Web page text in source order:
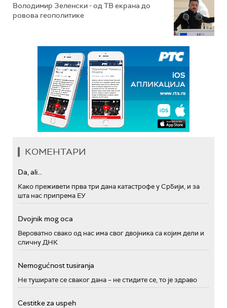
Володимир Зеленски - од ТВ екрана до
ровова геополитике
КОМЕНТАРИ
Da, ali...
Како преживети прва три дана катастрофе у Србији, и за
шта нас припрема ЕУ
Dvojnik mog oca
Вероватно свако од нас има свог двојника са којим дели и
сличну ДНК
Nemogućnost tusiranja
Не туширате се сваког дана – не стидите се, то је здраво
Cestitke za uspeh